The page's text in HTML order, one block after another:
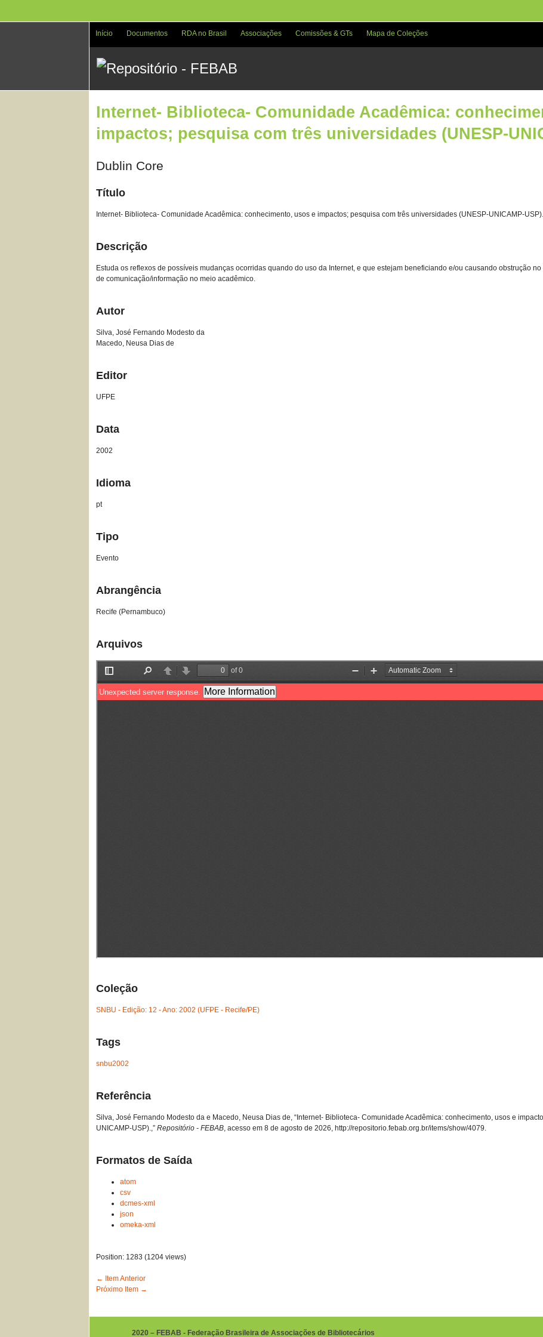
Início Documentos RDA no Brasil Associações Comissões & GTs Mapa de Coleções
Internet- Biblioteca- Comunidade Acadêmica:
impactos; pesquisa com três universidades (UNESP-
Dublin Core
Título
Internet- Biblioteca- Comunidade Acadêmica: conhecimento, usos e impactos; pesquisa com três universidades (UNESP-UNICAMP-USP).
Descrição
Estuda os reflexos de possíveis mudanças ocorridas quando do uso da Internet, e que estejam beneficiando e/ou causando obstrução
de comunicação/informação no meio acadêmico.
Autor
Silva, José Fernando Modesto da
Macedo, Neusa Dias de
Editor
UFPE
Data
2002
Idioma
pt
Tipo
Evento
Abrangência
Recife (Pernambuco)
Arquivos
Coleção
SNBU - Edição: 12 - Ano: 2002 (UFPE - Recife/PE)
Tags
snbu2002
Referência
Silva, José Fernando Modesto da e Macedo, Neusa Dias de, “Internet- Biblioteca- Comunidade Acadêmica: conhecimento, usos e
UNICAMP-USP).,”Repositório - FEBAB, acesso em 8 de agosto de 2026, http://repositorio.febab.org.br/items/show/4079.
Formatos de Saída
atom
csv
dcmes-xml
json
omeka-xml
Position: 1283 (1204 views)
← Item Anterior
Próximo Item →
2020 – FEBAB - Federação Brasileira de Associações de Bibliotecários